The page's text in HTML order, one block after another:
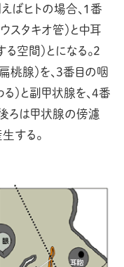
ばヒトの場合、1番
スタキオ管）と中耳
空間）とになる。2
桃腺）を、3番目の咽
）と副甲状腺を、4番
ろは甲状腺の傍濾
する。